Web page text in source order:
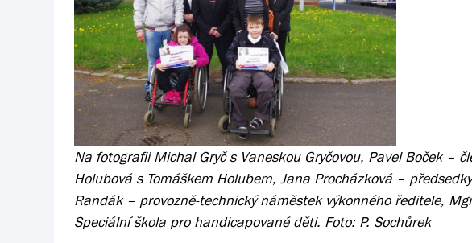
Na fotografii Michal Gryč s Vaneskou Gryčovou, Pavel Boček –
Holubová s Tomáškem Holubem, Jana Procházková –
Randák – provozně-technický náměstek výkonného ředitele,
Speciální škola pro handicapované děti. Foto: P. Sochůrek